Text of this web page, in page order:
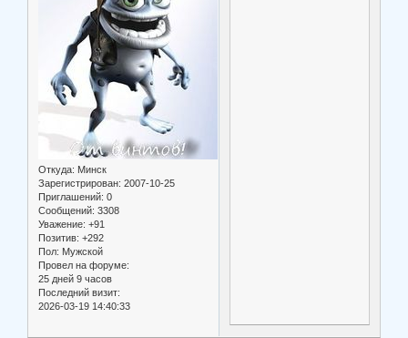
Откуда: Минск
Зарегистрирован: 2007-10-25
Приглашений: 0
Сообщений: 3308
Уважение: +91
Позитив: +292
Пол: Мужской
Провел на форуме:
25 дней 9 часов
Последний визит:
2026-03-19 14:40:33